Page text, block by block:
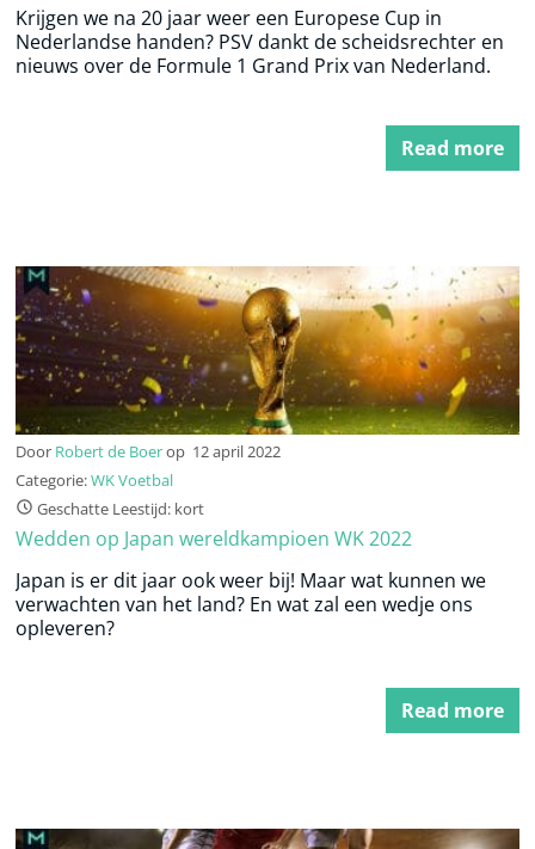
Krijgen we na 20 jaar weer een Europese Cup in
Nederlandse handen? PSV dankt de scheidsrechter en
nieuws over de Formule 1 Grand Prix van Nederland.
Read more
Door Robert de Boerop 12 april 2022
Categorie:WK Voetbal
Geschatte Leestijd: kort
Wedden op Japan wereldkampioen WK 2022
Japan is er dit jaar ook weer bij! Maar wat kunnen we
verwachten van het land? En wat zal een wedje ons
opleveren?
Read more